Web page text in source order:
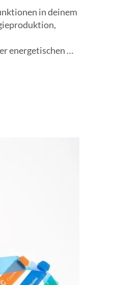
in deinem
energetischen
vernetztes
Rolle
Krankheit wollen
mit dem Cell-Re-
Es geht uns
weder Ärzte
-
einem Modell